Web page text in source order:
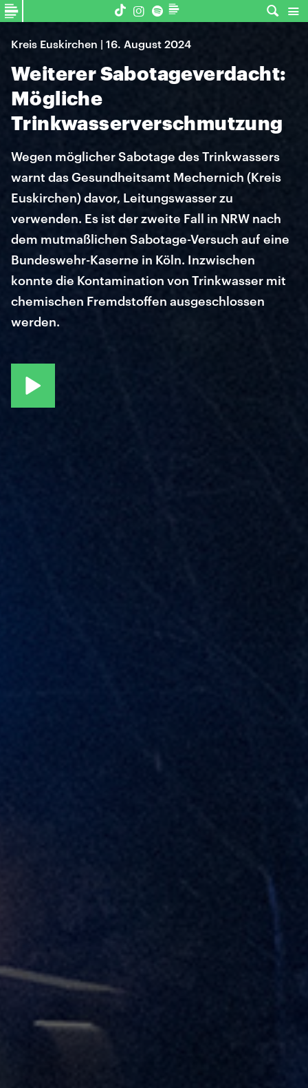
Kreis Euskirchen | 16. August 2024
Weiterer Sabotageverdacht:
Mögliche
Trinkwasserverschmutzung
Wegen möglicher Sabotage des Trinkwassers
warnt das Gesundheitsamt Mechernich (Kreis
Euskirchen) davor, Leitungswasser zu
verwenden. Es ist der zweite Fall in NRW nach
dem mutmaßlichen Sabotage-Versuch auf eine
Bundeswehr-Kaserne in Köln. Inzwischen
konnte die Kontamination von Trinkwasser mit
chemischen Fremdstoffen ausgeschlossen
werden.